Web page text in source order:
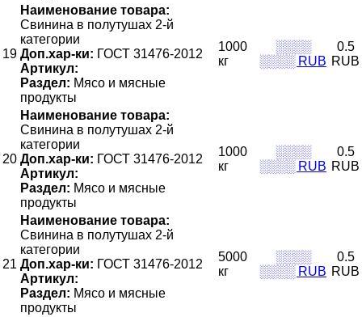
19
Наименование товара:
Свинина в полутушах 2-й
категории
Доп.хар-ки: ГОСТ 31476-2012
Артикул:
Раздел: Мясо и мясные
продукты
1000
кг
░░░░
░░░░ RUB
0.5
RUB
20
Наименование товара:
Свинина в полутушах 2-й
категории
Доп.хар-ки: ГОСТ 31476-2012
Артикул:
Раздел: Мясо и мясные
продукты
1000
кг
░░░░
░░░░ RUB
0.5
RUB
21
Наименование товара:
Свинина в полутушах 2-й
категории
Доп.хар-ки: ГОСТ 31476-2012
Артикул:
Раздел: Мясо и мясные
продукты
5000
кг
░░░░
░░░░ RUB
0.5
RUB